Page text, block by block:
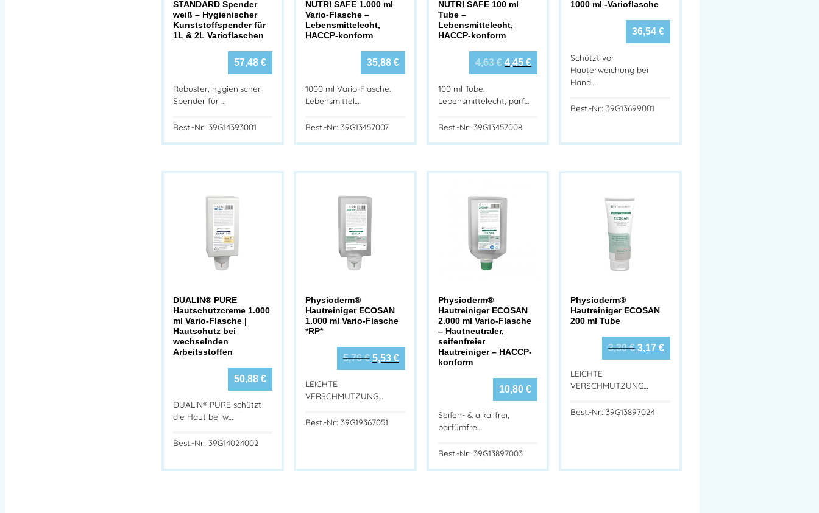
STANDARD Spender
weiß – Hygienischer
Kunststoffspender für
1L & 2L Varioflaschen
57,48€
Robuster, hygienischer
Spender für …
Best.-Nr.: 39G14393001
NUTRI SAFE 1.000 ml
Vario-Flasche –
Lebensmittelecht,
HACCP-konform
35,88 €
1000 ml Vario-Flasche.
Lebensmittel…
Best.-Nr.: 39G13457007
NUTRI SAFE 100 ml
Tube –
Lebensmittelecht,
HACCP-konform
4,63€ 4,45€
100 ml Tube.
Lebensmittelecht, parf…
Best.-Nr.: 39G13457008
1000 ml -Varioflasche
36,54 €
Schützt vor
Hauterweichung bei
Hand…
Best.-Nr.: 39G13699001
DUALIN® PURE
Hautschutzcreme 1.000
ml Vario-Flasche |
Hautschutz bei
wechselnden
Arbeitsstoffen
50,88€
DUALIN® PURE schützt
die Haut bei w…
Best.-Nr.: 39G14024002
Physioderm®
Hautreiniger ECOSAN
1.000 ml Vario-Flasche
*RP*
5,76€ 5,53 €
LEICHTE
VERSCHMUTZUNG…
Best.-Nr.: 39G19367051
Physioderm®
Hautreiniger ECOSAN
2.000 ml Vario-Flasche
– Hautneutraler,
seifenfreier
Hautreiniger – HACCP-
konform
10,80€
Seifen- & alkalifrei,
parfümfre…
Best.-Nr.: 39G13897003
Physioderm®
Hautreiniger ECOSAN
200 ml Tube
3,30€ 3,17 €
LEICHTE
VERSCHMUTZUNG…
Best.-Nr.: 39G13897024